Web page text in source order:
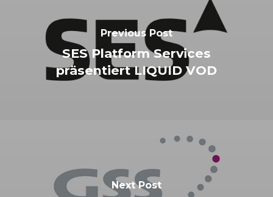
Previous Post
SES Platform Services
präsentiert LIQUID VOD
Next Post